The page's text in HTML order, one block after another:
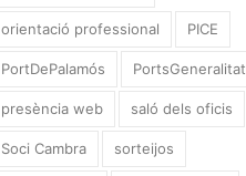
orientació professional PICE
PortDePalamós PortsGeneralitat
presència web saló dels oficis
Soci Cambra sorteijos